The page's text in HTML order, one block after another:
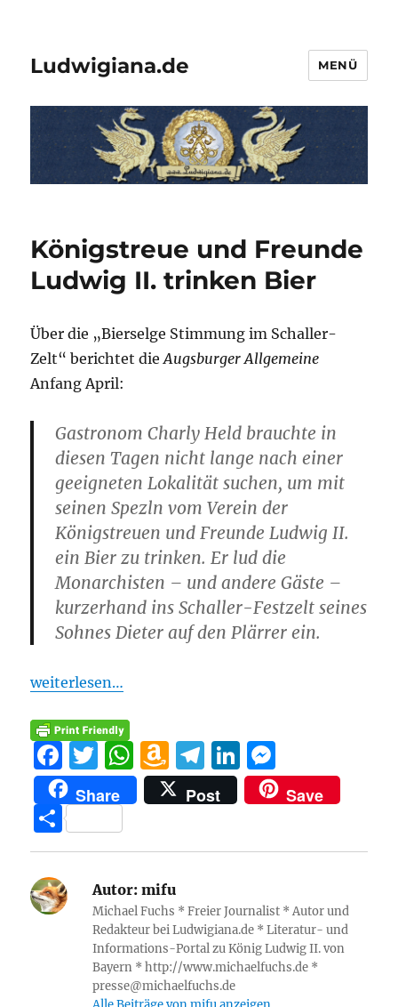
Ludwigiana.de MENÜ
Königstreue und Freunde
Ludwig II. trinken Bier
Über die „Bierselge Stimmung im Schaller-
Zelt“ berichtet die Augsburger Allgemeine
Anfang April:
Gastronom Charly Held brauchte in
diesen Tagen nicht lange nach einer
geeigneten Lokalität suchen, um mit
seinen Spezln vom Verein der
Königstreuen und Freunde Ludwig II.
ein Bier zu trinken. Er lud die
Monarchisten – und andere Gäste –
kurzerhand ins Schaller-Festzelt seines
Sohnes Dieter auf den Plärrer ein.
weiterlesen…
F
a
c
e
o
T
w
it
te
W
h
at
p
p
A
m
a
n
W
is
h
T
el
e
a
m
Li
n
k
n
e
ss
g
er
Share Post Save
T
ei
le
n
Autor: mifu
Michael Fuchs * Freier Journalist * Autor und
Redakteur bei Ludwigiana.de * Literatur- und
Informations-Portal zu König Ludwig II. von
Bayern * http://www.michaelfuchs.de *
presse@michaelfuchs.de